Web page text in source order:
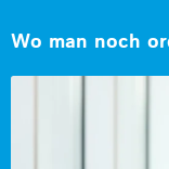
Wo man noch